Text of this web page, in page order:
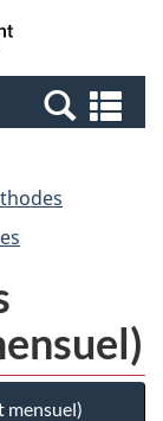
Canada
et
mensuel)